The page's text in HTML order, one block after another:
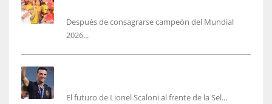
Después de consagrarse campeón del Mundial
2026...
El futuro de Lionel Scaloni al frente de la Sel...